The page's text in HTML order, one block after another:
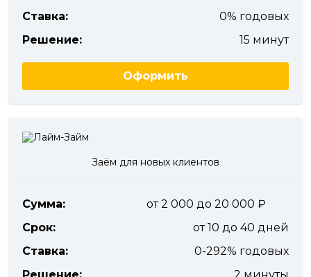
Ставка:
0% годовых
Решение:
15 минут
Оформить
Заём для новых клиентов
Сумма:
от 2 000 до 20 000
Срок:
от 10 до 40 дней
Ставка:
0-292% годовых